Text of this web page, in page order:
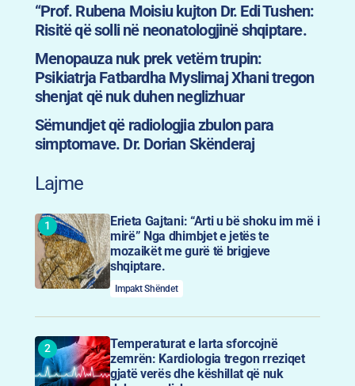
“Prof. Rubena Moisiu kujton Dr. Edi Tushen:
Risitë që solli në neonatologjinë shqiptare.
Menopauza nuk prek vetëm trupin:
Psikiatrja Fatbardha Myslimaj Xhani tregon
shenjat që nuk duhen neglizhuar
Sëmundjet që radiologjia zbulon para
simptomave. Dr. Dorian Skënderaj
Lajme
Erieta Gajtani: “Arti u bë shoku im më i
mirë” Nga dhimbjet e jetës te
mozaikët me gurë të brigjeve
shqiptare.
Impakt Shëndet
Temperaturat e larta sforcojnë
zemrën: Kardiologia tregon rreziqet
gjatë verës dhe këshillat që nuk